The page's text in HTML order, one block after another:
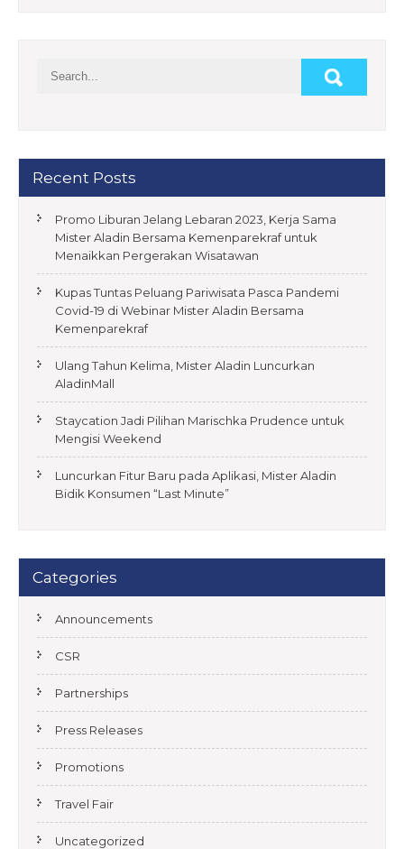
a
t
Recent Posts
Promo Liburan Jelang Lebaran 2023, Kerja Sama
Mister Aladin Bersama Kemenparekraf untuk
Menaikkan Pergerakan Wisatawan
Kupas Tuntas Peluang Pariwisata Pasca Pandemi
Covid-19 di Webinar Mister Aladin Bersama
Kemenparekraf
Ulang Tahun Kelima, Mister Aladin Luncurkan
AladinMall
Staycation Jadi Pilihan Marischka Prudence untuk
Mengisi Weekend
Luncurkan Fitur Baru pada Aplikasi, Mister Aladin
Bidik Konsumen “Last Minute”
Categories
Announcements
CSR
Partnerships
Press Releases
Promotions
Travel Fair
Uncategorized